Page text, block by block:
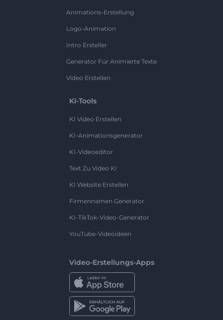
Animations-Erstellung
Logo-Animation
Intro Ersteller
Generator Für Animierte Texte
Video Erstellen
KI-Tools
KI Video Erstellen
KI-Animationsgenerator
KI-Videoeditor
Text Zu Video KI
KI Website Erstellen
Firmennamen Generator
KI-TikTok-Video-Generator
YouTube-Videoideen
Video-Erstellungs-Apps